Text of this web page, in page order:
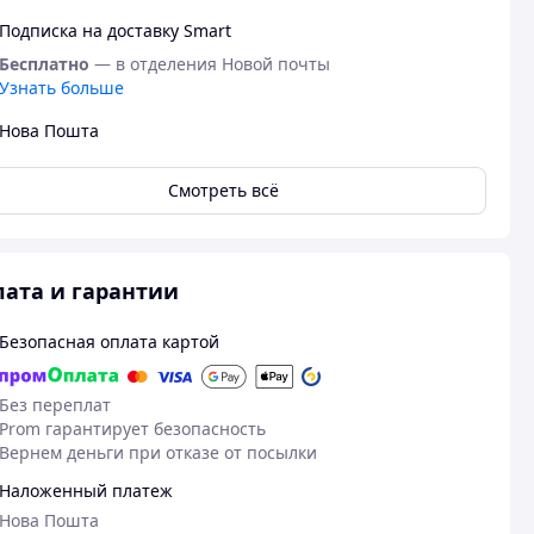
на доставку Smart
— в отделения Новой почты
больше
Пошта
Смотреть всё
и гарантии
оплата картой
переплат
гарантирует безопасность
деньги при отказе от посылки
платеж
Пошта